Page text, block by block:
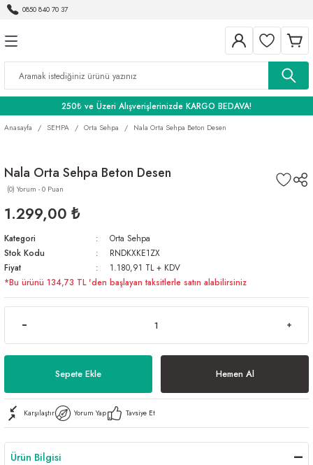
0850 840 70 37
250₺ ve Üzeri Alışverişlerinizde KARGO BEDAVA!
Anasayfa SEHPA Orta Sehpa Nala Orta Sehpa Beton Desen
Nala Orta Sehpa Beton Desen
(0) Yorum - 0 Puan
1.299,00 ₺
Kategori
Orta Sehpa
Stok Kodu
RNDKXKE1ZX
Fiyat
1.180,91 TL + KDV
*Bu ürünü 134,73 TL 'den başlayan taksitlerle satın alabilirsiniz
Sepete Ekle Hemen Al
Karşılaştır Yorum Yap Tavsiye Et
Ürün Bilgisi